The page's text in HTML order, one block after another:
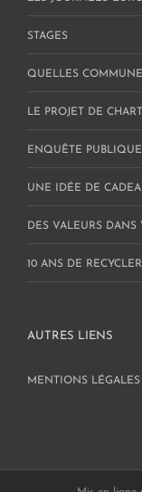
STAGES
QUELLES
LE PROJET DE
ENQUÊTE PUBLIQUE
UNE IDÉE DE
DES VALEURS
10 ANS DE
AUTRES LIENS
MENTIONS LÉGALES